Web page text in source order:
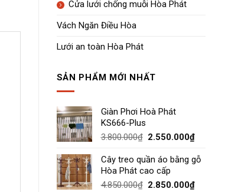
Cửa lưới chống muỗi Hòa Phát
Vách Ngăn Điều Hòa
Lưới an toàn Hòa Phát
SẢN PHẨM MỚI NHẤT
Giàn Phơi Hoà Phát
KS666-Plus
3.800.000₫ Giá
là:
3.800.000₫.
2.550.000₫Giá
tại
2.550.000₫.
Cây treo quần áo bằng gỗ
Hòa Phát cao cấp
4.850.000₫ Giá
2.850.000₫Giá